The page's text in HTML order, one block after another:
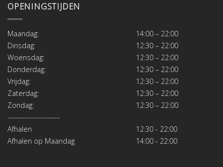
OPENINGSTIJDEN
Maandag:
14:00 – 22:00
Dinsdag:
12:30 – 22:00
Woensdag:
12:30 – 22:00
Donderdag:
12:30 – 22:00
Vrijdag:
12:30 – 22:00
Zaterdag:
12:30 – 22:00
Zondag:
12:30 – 22:00
---------------------
Afhalen
12:30 - 22:00
Afhalen op Maandag
14:00 - 22:00